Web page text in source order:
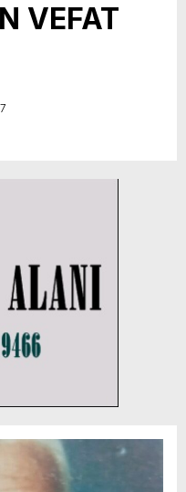
VEFAT